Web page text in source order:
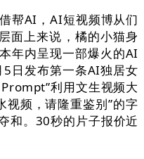
AI，AI短视频博从们
面上来说，橘的小猫身
年内呈现一部爆火的AI
5日发布第一条AI独居女
利用文生视频大
频，请隆重鉴别”的字
和。30秒的片子报价近